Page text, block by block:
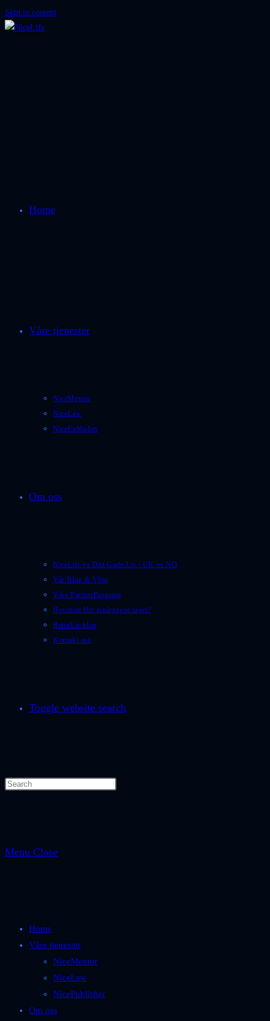
Skip to content
Home
Våre tjenester
NiceMentor
NiceLaw
NicePublisher
Om oss
NiceLife vs Ditt Gode Liv | UK vs NO
Vår Blog & Vlog
Våre PartnerProgram
Hvordan blir innleggene laget?
ReiseLiv.blog
Kontakt oss
Toggle website search
Menu Close
Home
Våre tjenester
NiceMentor
NiceLaw
NicePublisher
Om oss